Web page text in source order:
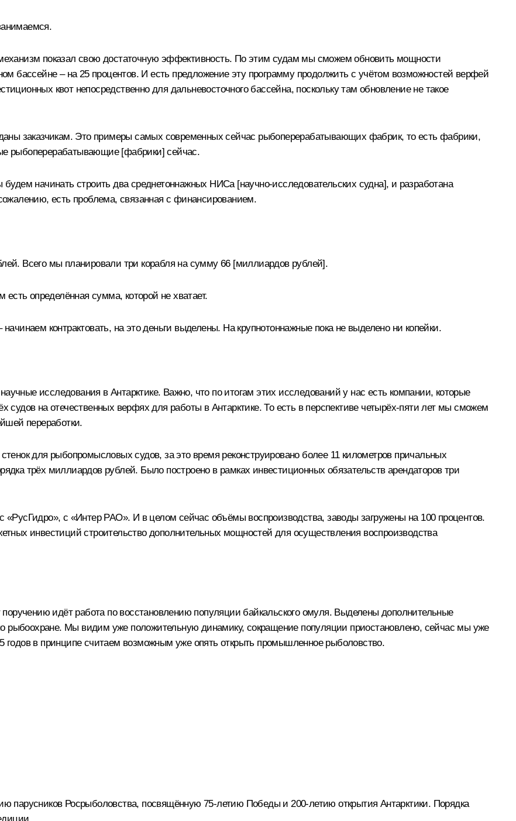
показал свою достаточную эффективность. По этим судам мы сможем обновить мощности
бассейне – на 25 процентов. И есть предложение эту программу продолжить с учётом возможностей верфей
квот непосредственно для дальневосточного бассейна, поскольку там обновление не такое
заказчикам. Это примеры самых современных сейчас рыбоперерабатывающих фабрик, то есть фабрики,
рыбоперерабатывающие [фабрики] сейчас.
начинать строить два среднетоннажных НИСа [научно-исследовательских судна], и разработана
есть проблема, связанная с финансированием.
Всего мы планировали три корабля на сумму 66 [миллиардов рублей].
определённая сумма, которой не хватает.
контрактовать, на это деньги выделены. На крупнотоннажные пока не выделено ни копейки.
исследования в Антарктике. Важно, что по итогам этих исследований у нас есть компании, которые
судов на отечественных верфях для работы в Антарктике. То есть в перспективе четырёх-пяти лет мы сможем
переработки.
для рыбопромысловых судов, за это время реконструировано более 11 километров причальных
трёх миллиардов рублей. Было построено в рамках инвестиционных обязательств арендаторов три
«РусГидро», с «Интер РАО». И в целом сейчас объёмы воспроизводства, заводы загружены на 100 процентов.
инвестиций строительство дополнительных мощностей для осуществления воспроизводства
поручению идёт работа по восстановлению популяции байкальского омуля. Выделены дополнительные
рыбоохране. Мы видим уже положительную динамику, сокращение популяции приостановлено, сейчас мы уже
годов в принципе считаем возможным уже опять открыть промышленное рыболовство.
парусников Росрыболовства, посвящённую 75‑летию Победы и 200‑летию открытия Антарктики. Порядка